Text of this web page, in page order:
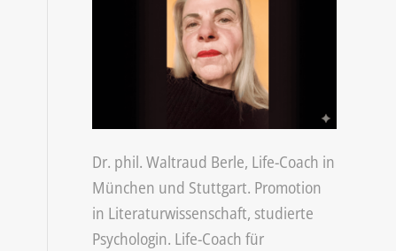
Dr. phil. Waltraud Berle, Life-Coach in
München und Stuttgart. Promotion
in Literaturwissenschaft, studierte
Psychologin. Life-Coach für